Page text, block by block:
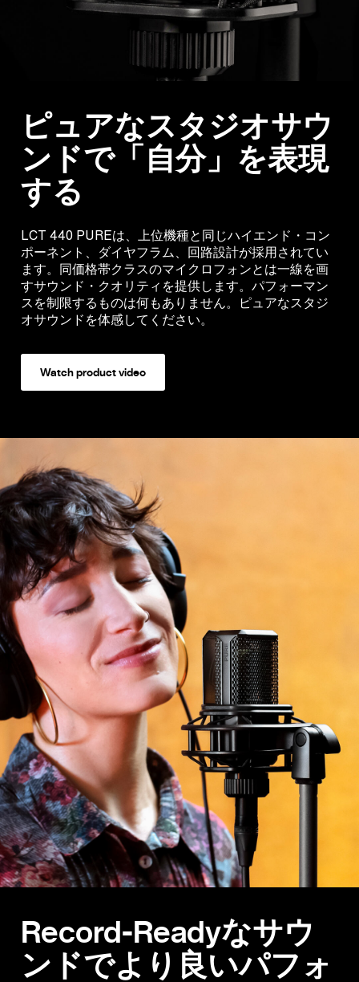
ピュアなスタジオサウ
ンドで「自分」を表現
する
LCT 440 PUREは、上位機種と同じハイエンド・コン
ポーネント、ダイヤフラム、回路設計が採用されてい
ます。同価格帯クラスのマイクロフォンとは一線を画
すサウンド・クオリティを提供します。パフォーマン
スを制限するものは何もありません。ピュアなスタジ
オサウンドを体感してください。
Watch product video
Record-Readyなサウ
ンドでより良いパフォ